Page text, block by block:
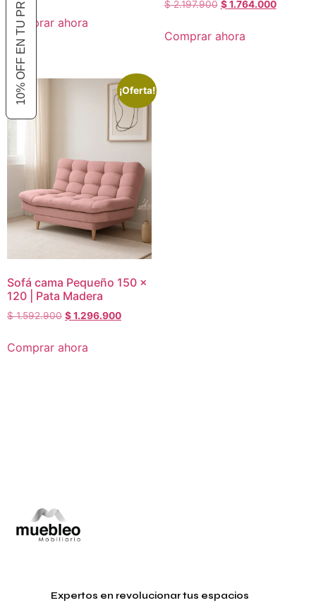
Comprar ahora
$2.197.900 $1.764.000
Comprar ahora
¡Oferta!
Sofá cama Pequeño 150 x
120 | Pata Madera
$1.592.900 $1.296.900
Comprar ahora
Expertos en revolucionar tus espacios